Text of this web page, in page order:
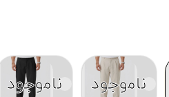
ناموجود ناموجود